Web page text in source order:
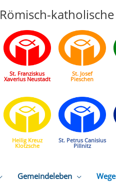
Römisch-
St. Franziskus
Xaverius Neustadt
St. Josef
Pieschen
Heilig Kreuz
Klotzsche
St. Petrus Canisius
Pillnitz
Gemeindeleben